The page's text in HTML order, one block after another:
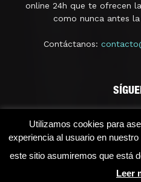
online 24h que te ofrecen
como nunca antes
Contáctanos:
© 2021 - Clásica FM Radio |
Utilizamos cookies para
experiencia al usuario en
este sitio asumiremos que está
Leer